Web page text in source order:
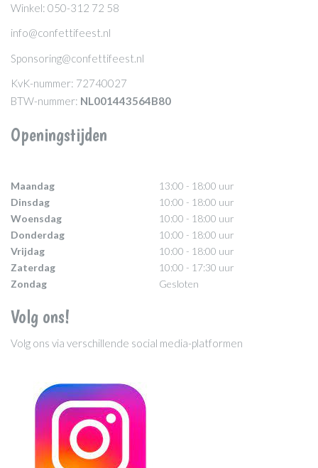
Winkel: 050-312 72 58
info@confettifeest.nl
Sponsoring@confettifeest.nl
KvK-nummer: 72740027
BTW-nummer: NL001443564B80
Openingstijden
Maandag
13:00 - 18:00 uur
Dinsdag
10:00 - 18:00 uur
Woensdag
10:00 - 18:00 uur
Donderdag
10:00 - 18:00 uur
Vrijdag
10:00 - 18:00 uur
Zaterdag
10:00 - 17:30 uur
Zondag
Gesloten
Volg ons!
Volg ons via verschillende social media-platformen